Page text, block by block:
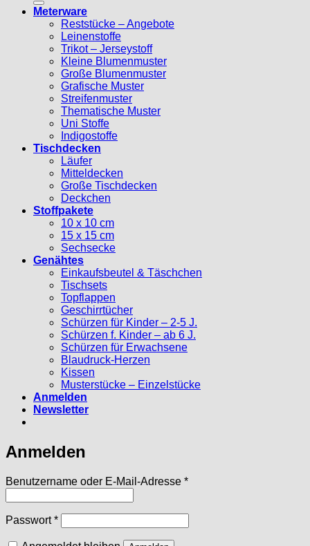
Meterware
Reststücke – Angebote
Leinenstoffe
Trikot – Jerseystoff
Kleine Blumenmuster
Große Blumenmuster
Grafische Muster
Streifenmuster
Thematische Muster
Uni Stoffe
Indigostoffe
Tischdecken
Läufer
Mitteldecken
Große Tischdecken
Deckchen
Stoffpakete
10 x 10 cm
15 x 15 cm
Sechsecke
Genähtes
Einkaufsbeutel & Täschchen
Tischsets
Topflappen
Geschirrtücher
Schürzen für Kinder – 2-5 J.
Schürzen f. Kinder – ab 6 J.
Schürzen für Erwachsene
Blaudruck-Herzen
Kissen
Musterstücke – Einzelstücke
Anmelden
Newsletter
Anmelden
Benutzername oder E-Mail-Adresse *Erforderlich
Passwort*Erforderlich